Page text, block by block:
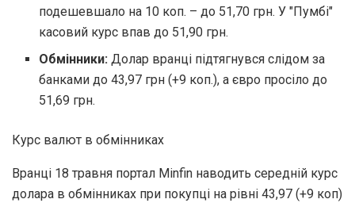
подешевшало на 10 коп. – до 51,70 грн. У "Пумбі"
касовий курс впав до 51,90 грн.
Обмінники:Долар вранці підтягнувся слідом за
банками до 43,97 грн (+9 коп.), а євро просіло до
51,69 грн.
Курс валют в обмінниках
Вранці 18 травня портал Minfin наводить середній курс
долара в обмінниках при покупці на рівні 43,97 (+9 коп)